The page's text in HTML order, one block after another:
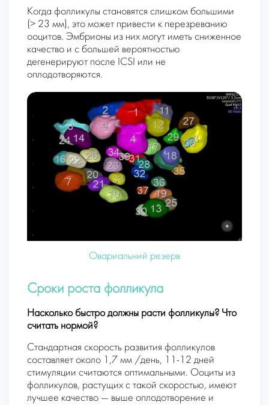
Когда фолликулы становятся слишком большими
(> 23 мм), это может привести к перезреванию
ооцитов. Эмбрионы из них могут иметь сниженное
качество и с большей вероятностью
дегенерируют после ICSI или не
оплодотворяются.
Овариальний резерв
Сроки роста фолликула
Насколько быстро должны расти фолликулы? Что
считать нормой?
Стандартная скорость развития фолликулов
составляет около 1,7 мм /день, 11-12 дней
стимуляции считаются оптимальными. Ооциты из
фолликулов, растущих с такой скоростью, имеют
лучшее качество — выше оплодотворение и